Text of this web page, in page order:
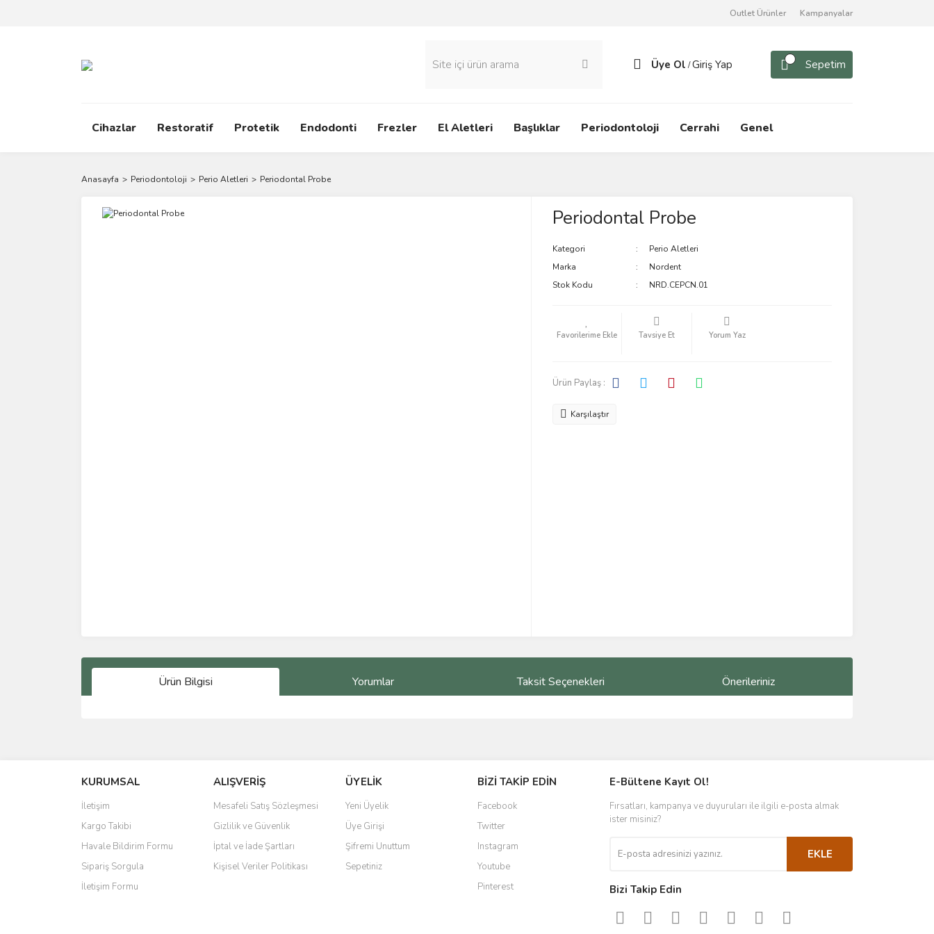
Outlet Ürünler Kampanyalar
Üye Ol /Giriş Yap Sepetim
Cihazlar Restoratif Protetik Endodonti Frezler El Aletleri Başlıklar Periodontoloji Cerrahi Genel
Anasayfa Periodontoloji Perio Aletleri Periodontal Probe
Periodontal Probe
Kategori
Perio Aletleri
Marka
Nordent
Stok Kodu
NRD.CEPCN.01
Tavsiye Et Yorum Yaz
Ürün Paylaş :
Karşılaştır
Ürün Bilgisi Yorumlar Taksit Seçenekleri Önerileriniz
Ürün resmi kalitesiz, bozuk veya görüntülenemiyor.
Ürün açıklamasında eksik bilgiler bulunuyor.
Ürün bilgilerinde hatalar bulunuyor.
Ürün fiyatı diğer sitelerden daha pahalı.
Bu ürüne benzer farklı alternatifler olmalı.
KURUMSAL
İletişim
Kargo Takibi
Havale Bildirim Formu
Sipariş Sorgula
İletişim Formu
ALIŞVERİŞ
Mesafeli Satış Sözleşmesi
Gizlilik ve Güvenlik
İptal ve İade Şartları
Kişisel Veriler Politikası
ÜYELİK
Yeni Üyelik
Üye Girişi
Şifremi Unuttum
Sepetiniz
BİZİ TAKİP EDİN
Facebook
Twitter
Instagram
Youtube
Pinterest
E-Bültene Kayıt Ol!
Fırsatları, kampanya ve duyuruları ile ilgili e-posta almak
ister misiniz?
EKLE
Bizi Takip Edin